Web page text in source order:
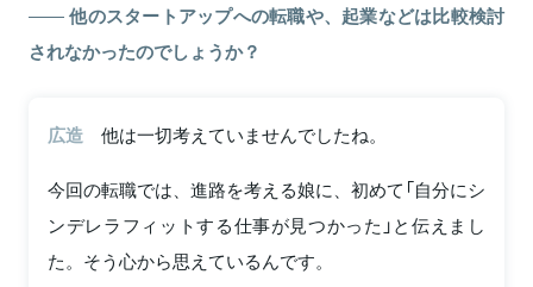
他のスタートアップへの転職や、起業などは比較検討
されなかったのでしょうか？
広造 他は一切考えていませんでしたね。
今回の転職では、進路を考える娘に、初めて「自分にシ
ンデレラフィットする仕事が見つかった」と伝えまし
た。そう心から思えているんです。